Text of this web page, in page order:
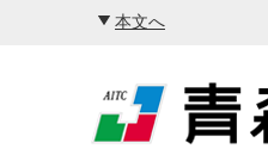
本文へ